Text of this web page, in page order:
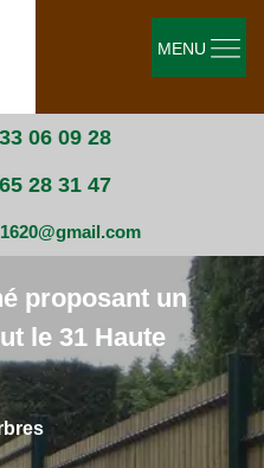
06 09 28
28 31 47
MENU
proposant un
le 31 Haute